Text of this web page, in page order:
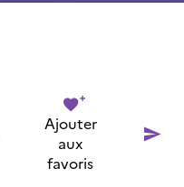
Ajouter
aux
favoris